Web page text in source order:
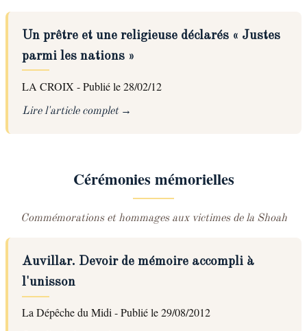
Un prêtre et une religieuse déclarés « Justes
parmi les nations »
LA CROIX - Publié le 28/02/12
Lire l'article complet
Cérémonies mémorielles
Commémorations et hommages aux victimes de la Shoah
Auvillar. Devoir de mémoire accompli à
l'unisson
La Dépêche du Midi - Publié le 29/08/2012